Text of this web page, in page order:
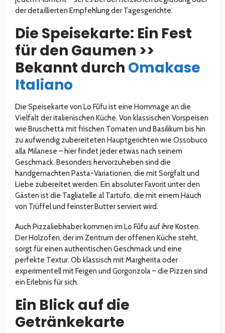
der detaillierten Empfehlung der Tagesgerichte.
Die Speisekarte: Ein Fest
für den Gaumen >>
Bekannt durch Omakase
Italiano
Die Speisekarte von Lo Fūfu ist eine Hommage an die
Vielfalt der italienischen Küche. Von klassischen Vorspeisen
wie Bruschetta mit frischen Tomaten und Basilikum bis hin
zu aufwendig zubereiteten Hauptgerichten wie Ossobuco
alla Milanese – hier findet jeder etwas nach seinem
Geschmack. Besonders hervorzuheben sind die
handgemachten Pasta-Variationen, die mit Sorgfalt und
Liebe zubereitet werden. Ein absoluter Favorit unter den
Gästen ist die Tagliatelle al Tartufo, die mit einem Hauch
von Trüffel und feinster Butter serviert wird.
Auch Pizzaliebhaber kommen im Lo Fūfu auf ihre Kosten.
Der Holzofen, der im Zentrum der offenen Küche steht,
sorgt für einen authentischen Geschmack und eine
perfekte Textur. Ob klassisch mit Margherita oder
experimentell mit Feigen und Gorgonzola – die Pizzen sind
ein Erlebnis für sich.
Ein Blick auf die
Getränkekarte